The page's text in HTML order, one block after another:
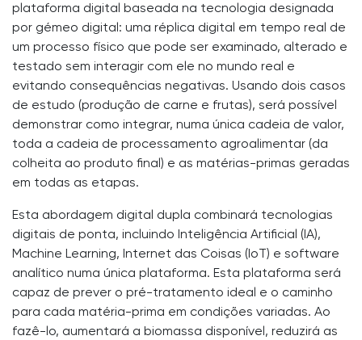
plataforma digital baseada na tecnologia designada
por gémeo digital: uma réplica digital em tempo real de
um processo físico que pode ser examinado, alterado e
testado sem interagir com ele no mundo real e
evitando consequências negativas. Usando dois casos
de estudo (produção de carne e frutas), será possível
demonstrar como integrar, numa única cadeia de valor,
toda a cadeia de processamento agroalimentar (da
colheita ao produto final) e as matérias-primas geradas
em todas as etapas.
Esta abordagem digital dupla combinará tecnologias
digitais de ponta, incluindo Inteligência Artificial (IA),
Machine Learning, Internet das Coisas (IoT) e software
analítico numa única plataforma. Esta plataforma será
capaz de prever o pré-tratamento ideal e o caminho
para cada matéria-prima em condições variadas. Ao
fazê-lo, aumentará a biomassa disponível, reduzirá as